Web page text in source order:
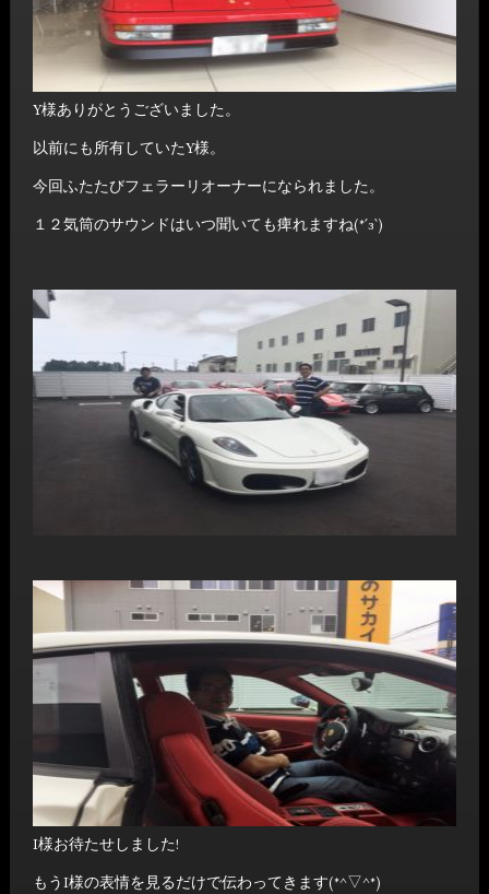
Y様ありがとうございました。
以前にも所有していたY様。
今回ふたたびフェラーリオーナーになられました。
１２気筒のサウンドはいつ聞いても痺れますね(*´з`)
I様お待たせしました!
もうI様の表情を見るだけで伝わってきます(*^▽^*)